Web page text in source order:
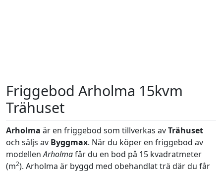
Friggebod Arholma 15kvm
Trähuset
Arholma är en friggebod som tillverkas avTrähuset
och säljs av Byggmax. När du köper en friggebod av
modellenArholmafår du en bod på 15 kvadratmeter
(m2). Arholma är byggd med obehandlat trä där du får